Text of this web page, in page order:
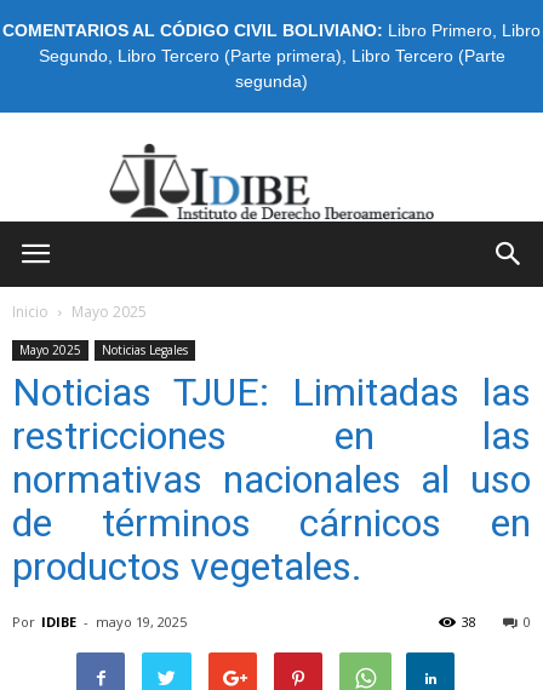
COMENTARIOS AL CÓDIGO CIVIL BOLIVIANO: Libro Primero Libro
Segundo, Libro Tercero (Parte primera)
Libro Tercero (Parte
segunda)
Inicio Mayo 2025
Mayo 2025 Noticias Legales
Noticias TJUE: Limitadas las
restricciones en las
normativas nacionales al uso
de términos cárnicos en
productos vegetales.
Por IDIBE - mayo 19, 2025 0
38